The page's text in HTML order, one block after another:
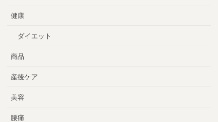
健康
ダイエット
商品
産後ケア
美容
腰痛